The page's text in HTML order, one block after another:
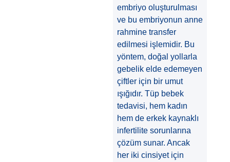
embriyo oluşturulması
ve bu embriyonun anne
rahmine transfer
edilmesi işlemidir. Bu
yöntem, doğal yollarla
gebelik elde edemeyen
çiftler için bir umut
ışığıdır. Tüp bebek
tedavisi, hem kadın
hem de erkek kaynaklı
infertilite sorunlarına
çözüm sunar. Ancak
her iki cinsiyet için